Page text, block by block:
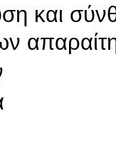
και